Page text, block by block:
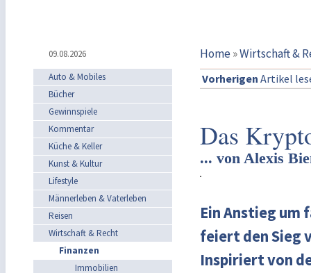
09.08.2026 Home»Wirtschaft &
Auto & Mobiles
Bücher
Gewinnspiele
Kommentar
Küche & Keller
Kunst & Kultur
Lifestyle
Männerleben & Vaterleben
Reisen
Wirtschaft & Recht
Finanzen
Immobilien
Vorherigen Artikel
Das
... von Alexis
Ein Anstieg um
feiert den Sieg
Inspiriert von